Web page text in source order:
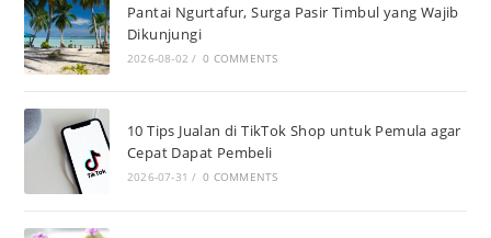
Pantai Ngurtafur, Surga Pasir Timbul yang Wajib
Dikunjungi
2026-08-02 / 0 COMMENTS
10 Tips Jualan di TikTok Shop untuk Pemula agar
Cepat Dapat Pembeli
2026-07-31 / 0 COMMENTS